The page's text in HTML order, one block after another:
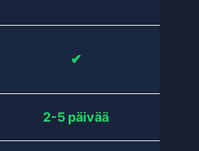
✔
2-5 päivää